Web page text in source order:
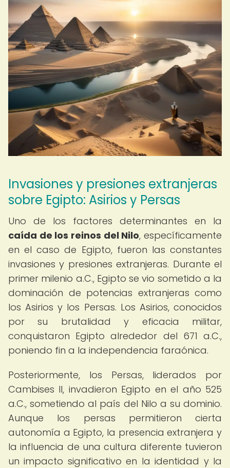
Invasiones y presiones extranjeras
sobre Egipto: Asirios y Persas
Uno de los factores determinantes en la
caída de los reinos del Nilo, específicamente
en el caso de Egipto, fueron las constantes
invasiones y presiones extranjeras. Durante el
primer milenio a.C., Egipto se vio sometido a la
dominación de potencias extranjeras como
los Asirios y los Persas. Los Asirios, conocidos
por su brutalidad y eficacia militar,
conquistaron Egipto alrededor del 671 a.C.,
poniendo fin a la independencia faraónica.
Posteriormente, los Persas, liderados por
Cambises II, invadieron Egipto en el año 525
a.C., sometiendo al país del Nilo a su dominio.
Aunque los persas permitieron cierta
autonomía a Egipto, la presencia extranjera y
la influencia de una cultura diferente tuvieron
un impacto significativo en la identidad y la